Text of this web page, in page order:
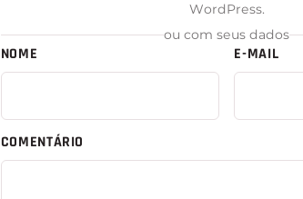
WordPress.
ou com seus dados
NOME E-MAIL
COMENTÁRIO